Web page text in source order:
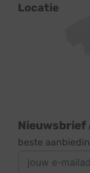
Locatie
Nieuwsbrief
beste